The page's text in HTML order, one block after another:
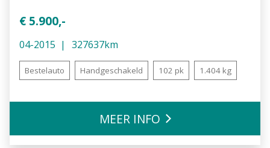
€ 5.900,-
04-2015 327637km
Bestelauto Handgeschakeld 102 pk 1.404 kg
MEER INFO